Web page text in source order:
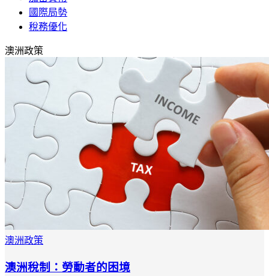
國際局勢
稅務優化
澳洲政策
澳洲政策
澳洲稅制：勞動者的困境